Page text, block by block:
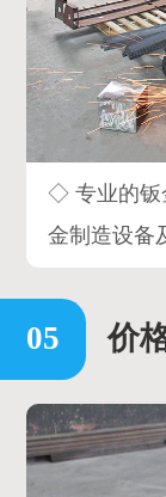
◇ 专业的钣
金制造设备
价